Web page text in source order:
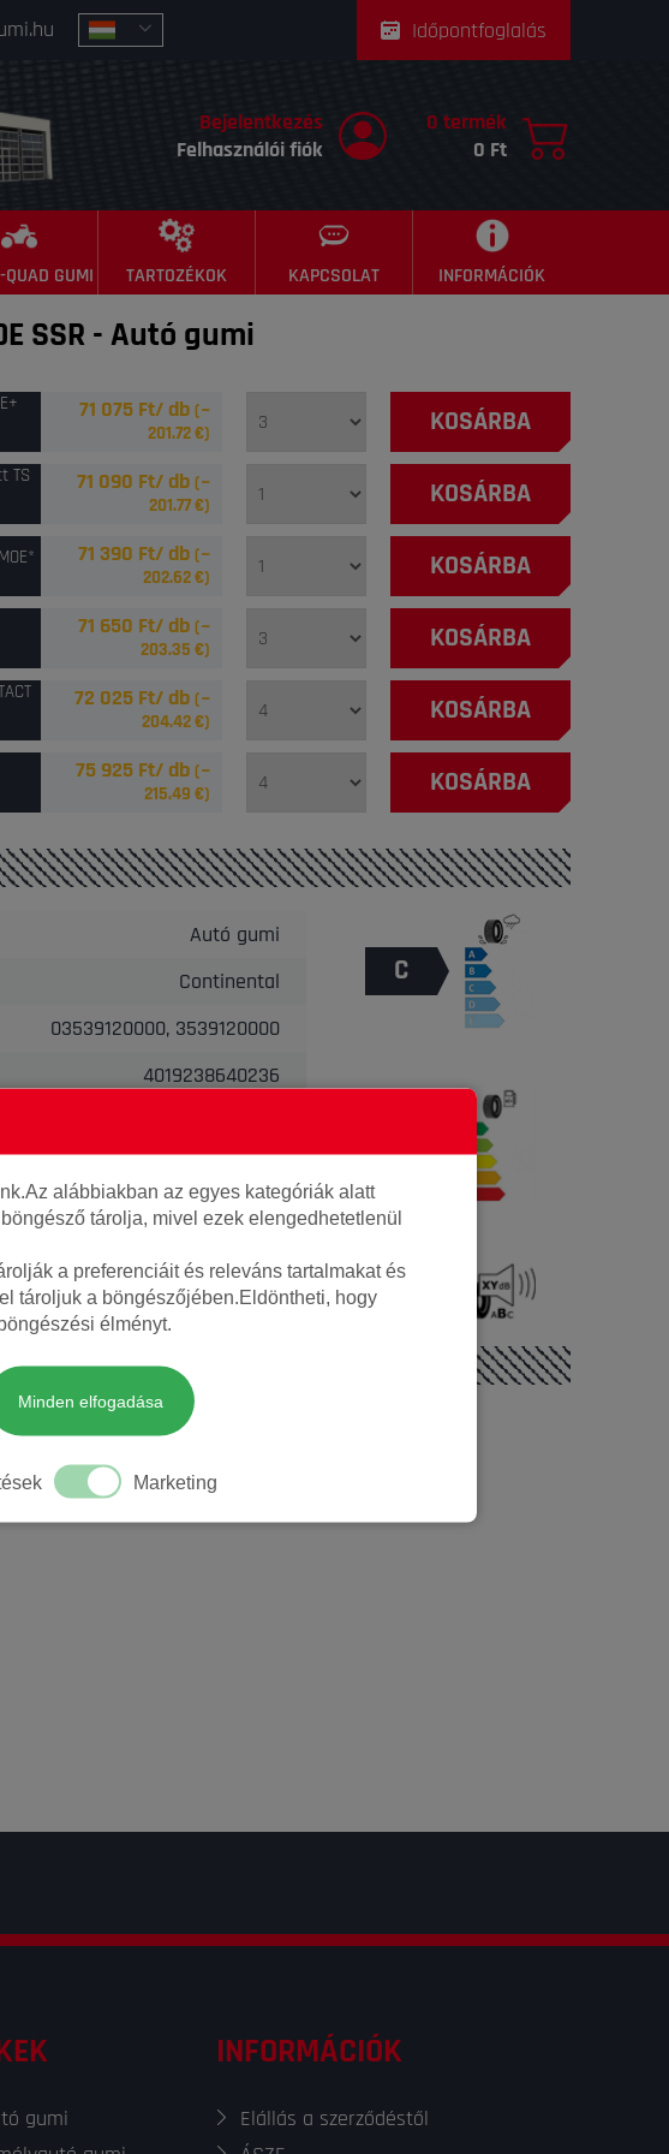
Időpontfoglalás
Bejelentkezés
Felhasználói fiók
0 termék
0 Ft
QUAD GUMI TARTOZÉKOK KAPCSOLAT INFORMÁCIÓK
SSR -Autó gumi
71 075 Ft/ db (~
201.72€) KOSÁRBA
TS 71 090 Ft/ db (~
201.77€) KOSÁRBA
71 390 Ft/ db (~
202.62€) KOSÁRBA
71 650 Ft/ db (~
203.35 €) KOSÁRBA
72 025 Ft/ db (~
204.42€) KOSÁRBA
75 925 Ft/ db (~
215.49 €) KOSÁRBA
Autó gumi
Continental
03539120000, 3539120000
4019238640236
Igen
C
E
72 dB
alábbiakban az egyes kategóriák alatt
tárolja, mivel ezek elengedhetetlenül
a preferenciáit és releváns tartalmakat és
tároljuk a böngészőjében.Eldöntheti, hogy
élményt.
Minden elfogadása
Marketing
gumi
INFORMÁCIÓK
Elállás a szerződéstől